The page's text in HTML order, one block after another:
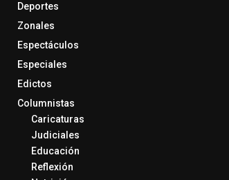
Deportes
Zonales
Espectáculos
Especiales
Edictos
Columnistas
Caricaturas
Judiciales
Educación
Reflexión